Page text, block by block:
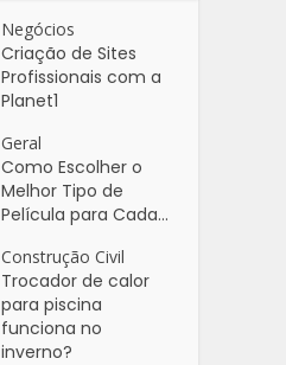
Negócios
Criação de Sites
Profissionais com a
Planet1
Geral
Como Escolher o
Melhor Tipo de
Película para Cada...
Construção Civil
Trocador de calor
para piscina
funciona no
inverno?